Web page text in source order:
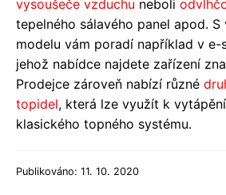
vysoušeče vzduchu neboli
tepelného sálavého panel apod.
modelu vám poradí například v
jehož nabídce najdete zařízení
Prodejce zároveň nabízí různé
topidel, která lze využít k
klasického topného systému.
Publikováno: 11. 10. 2020